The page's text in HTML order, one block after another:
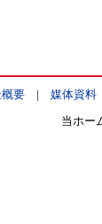
要| 媒体資料
当ホー